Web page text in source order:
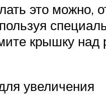
это можно,
крышку над
увеличения